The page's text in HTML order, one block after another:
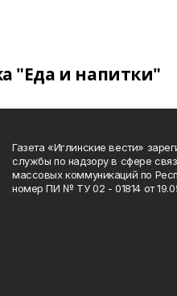
"Еда и напитки"
Газета «Иглинские вести»
службы по надзору в сфере
массовых коммуникаций по
номер ПИ № ТУ 02 - 01814 от